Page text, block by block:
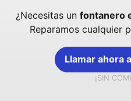
¿Necesitas un fontanero
Reparamos cualquier
Llamar ahora
¡SIN